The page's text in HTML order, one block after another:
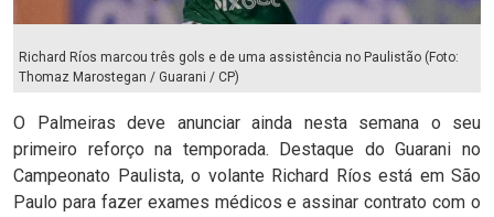
Richard Ríos marcou três gols e de uma assistência no Paulistão (Foto:
Thomaz Marostegan / Guarani / CP)
O Palmeiras deve anunciar ainda nesta semana o seu
primeiro reforço na temporada. Destaque do Guarani no
Campeonato Paulista, o volante Richard Ríos está em São
Paulo para fazer exames médicos e assinar contrato com o